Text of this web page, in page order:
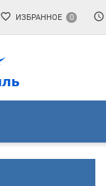
favorite_border ИЗБРАННОЕ 0 access_time